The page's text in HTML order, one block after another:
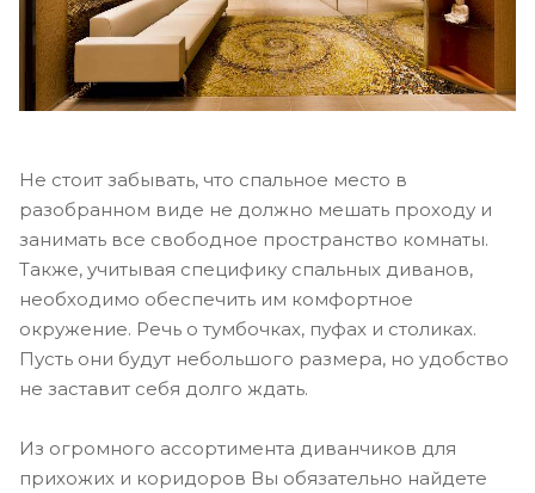
Не стоит забывать, что спальное место в
разобранном виде не должно мешать проходу и
занимать все свободное пространство комнаты.
Также, учитывая специфику спальных диванов,
необходимо обеспечить им комфортное
окружение. Речь о тумбочках, пуфах и столиках.
Пусть они будут небольшого размера, но удобство
не заставит себя долго ждать.
Из огромного ассортимента диванчиков для
прихожих и коридоров Вы обязательно найдете